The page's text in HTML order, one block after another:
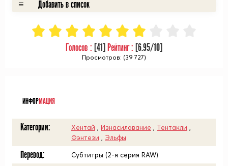
Голосов : [41] Рейтинг : [6.95/10]
Просмотров: (39 727)
ИНФОРМАЦИЯ
Категории: Хентай Изнасилование Тентакли
Фэнтези
Эльфы
Перевод: Субтитры (2-я серия RAW)